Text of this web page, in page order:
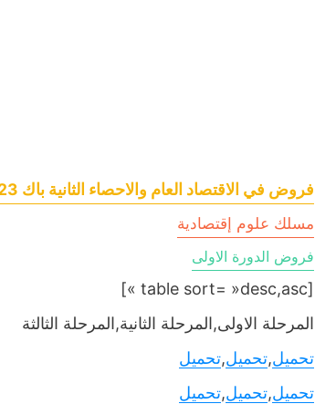
فروض في الاقتصاد العام والاحصاء الثانية باك 2023-2024 مع التصحيح
مسلك علوم إقتصادية
فروض الدورة الاولى
[table sort= »desc,asc »]
المرحلة الاولى,المرحلة الثانية,المرحلة الثالثة
تحميل,تحميل,تحميل
تحميل,تحميل,تحميل